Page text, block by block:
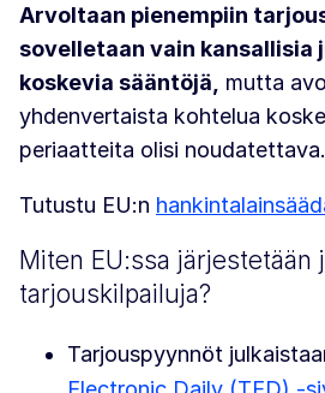
Arvoltaan pienempiin
sovelletaan vain kansallisia
koskevia sääntöjä,
mutta
yhdenvertaista kohtelua
periaatteita olisi noudatettava.
Tutustu EU:n
Miten EU:ssa järjestetään
tarjouskilpailuja?
Tarjouspyynnöt